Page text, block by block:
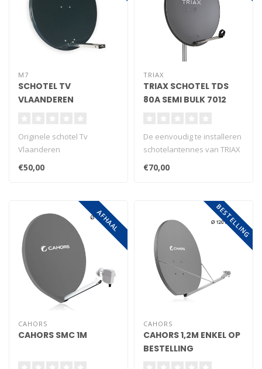
M7
SCHOTEL TV
VLAANDEREN
Originele schotel Tv
Vlaanderen
B2B ENKEL AFHAAL
B2B TRANSPORT €40..
€50,00
TRIAX
TRIAX SCHOTEL TDS
80A SEMI BULK 7012
De eenvoudig te installeren
schotelantennes van TRIAX
zijn vervaardigd en getest..
€70,00
AFHAAL
CAHORS
CAHORS SMC 1M
BESTELLING
CAHORS
CAHORS 1,2M ENKEL OP
BESTELLING